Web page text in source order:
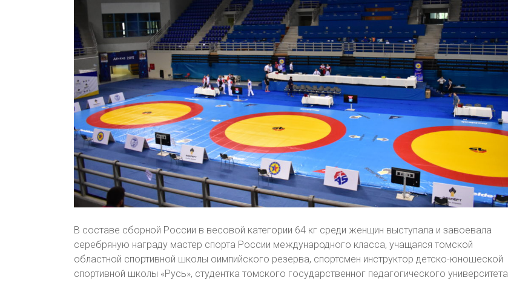
В составе сборной России в весовой категории 64 кг среди женщин выступала и завоевала
серебряную награду мастер спорта России международного класса, учащаяся томской
областной спортивной школы оимпийского резерва, спортсмен инструктор детско-юношеской
спортивной школы «Русь», студентка томского государственног педагогического университета